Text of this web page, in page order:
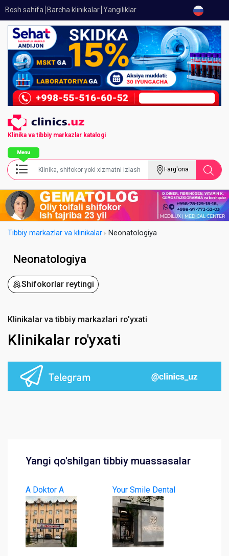
Bosh sahifa Barcha klinikalar Yangiliklar
Klinika va tibbiy markazlar katalogi
Farg'ona
Tibbiy markazlar va klinikalar Neonatologiya
Neonatologiya
Shifokorlar reytingi
Klinikalar va tibbiy markazlari ro'yxati
Klinikalar ro'yxati
Yangi qo'shilgan tibbiy muassasalar
A Doktor A Your Smile Dental